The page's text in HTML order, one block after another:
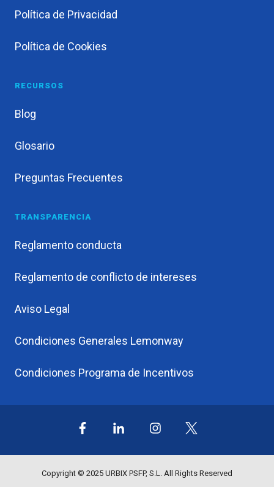
Política de Privacidad
Política de Cookies
RECURSOS
Blog
Glosario
Preguntas Frecuentes
TRANSPARENCIA
Reglamento conducta
Reglamento de conflicto de intereses
Aviso Legal
Condiciones Generales Lemonway
Condiciones Programa de Incentivos
Síguenos
en
Copyright © 2025 URBIX PSFP, S.L. All Rights Reserved